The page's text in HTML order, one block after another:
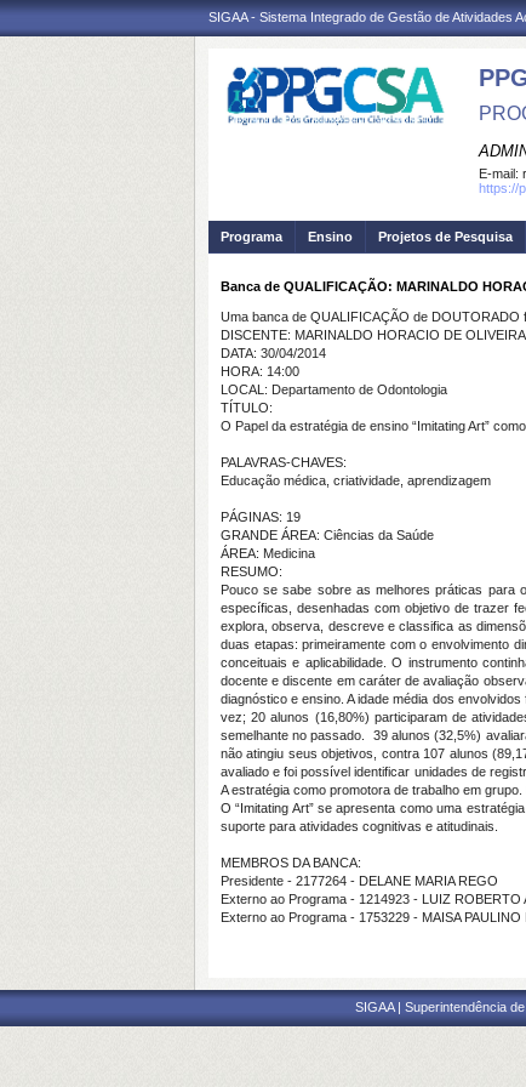
SIGAA - Sistema Integrado de Gestão de Atividades
E-mail:
https://
Programa Ensino Projetos de Pesquisa
Banca de QUALIFICAÇÃO: MARINALDO
Uma banca de QUALIFICAÇÃO de DOUTORADO
DISCENTE: MARINALDO HORACIO DE
DATA: 30/04/2014
HORA: 14:00
LOCAL: Departamento de Odontologia
TÍTULO:
O Papel da estratégia de ensino “Imitating Art”
PALAVRAS-CHAVES:
Educação médica, criatividade, aprendizagem
PÁGINAS: 19
GRANDE ÁREA: Ciências da Saúde
ÁREA: Medicina
RESUMO:
Pouco se sabe sobre as melhores práticas para
específicas, desenhadas com objetivo de trazer
explora, observa, descreve e classifica as
duas etapas: primeiramente com o envolvimento
conceituais e aplicabilidade. O instrumento
docente e discente em caráter de avaliação
diagnóstico e ensino. A idade média dos
vez; 20 alunos (16,80%) participaram de
semelhante no passado. 39 alunos (32,5%)
não atingiu seus objetivos, contra 107 alunos
avaliado e foi possível identificar unidades de
A estratégia como promotora de trabalho em grupo.
O “Imitating Art” se apresenta como uma
suporte para atividades cognitivas e atitudinais.
MEMBROS DA BANCA:
Presidente - 2177264 - DELANE MARIA REGO
Externo ao Programa - 1214923 - LUIZ ROBERTO
Externo ao Programa - 1753229 - MAISA
SIGAA | Superintendência